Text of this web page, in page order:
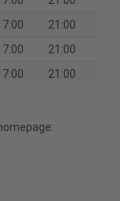
21:00
21:00
21:00